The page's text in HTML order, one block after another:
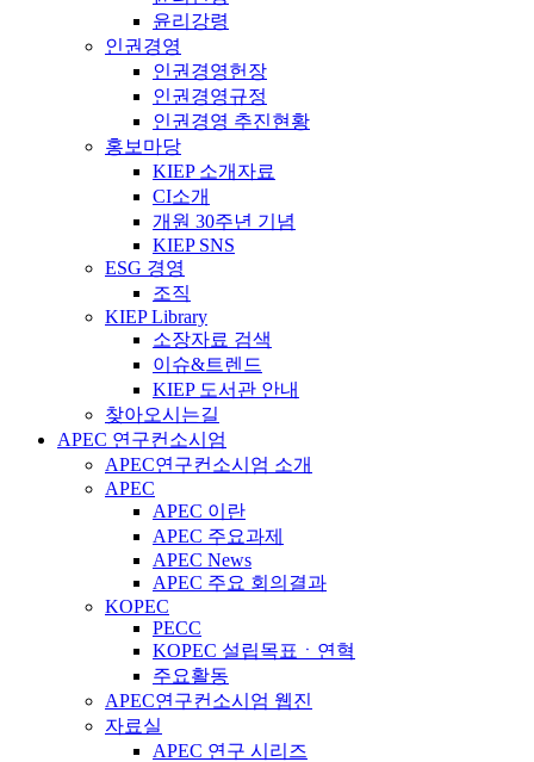
윤리강령
인권경영
인권경영헌장
인권경영규정
인권경영 추진현황
홍보마당
KIEP 소개자료
CI소개
개원 30주년 기념
KIEP SNS
ESG 경영
조직
KIEP Library
소장자료 검색
이슈&트렌드
KIEP 도서관 안내
찾아오시는길
APEC 연구컨소시엄
APEC연구컨소시엄 소개
APEC
APEC 이란
APEC 주요과제
APEC News
APEC 주요 회의결과
KOPEC
PECC
KOPEC 설립목표ㆍ연혁
주요활동
APEC연구컨소시엄 웹진
자료실
APEC 연구 시리즈